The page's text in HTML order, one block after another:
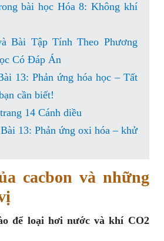
bài học Hóa 8: Không khí
Bài Tập Tính Theo Phương
Có Đáp Án
13: Phản ứng hóa học – Tất
cần biết!
14 Cánh diều
13: Phản ứng oxi hóa – khử
cacbon và những
để loại hơi nước và khí CO2